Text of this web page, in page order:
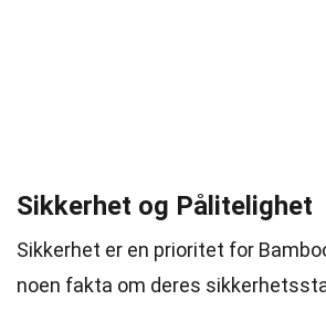
Sikkerhet og Pålitelighet
Sikkerhet er en prioritet for
noen fakta om deres